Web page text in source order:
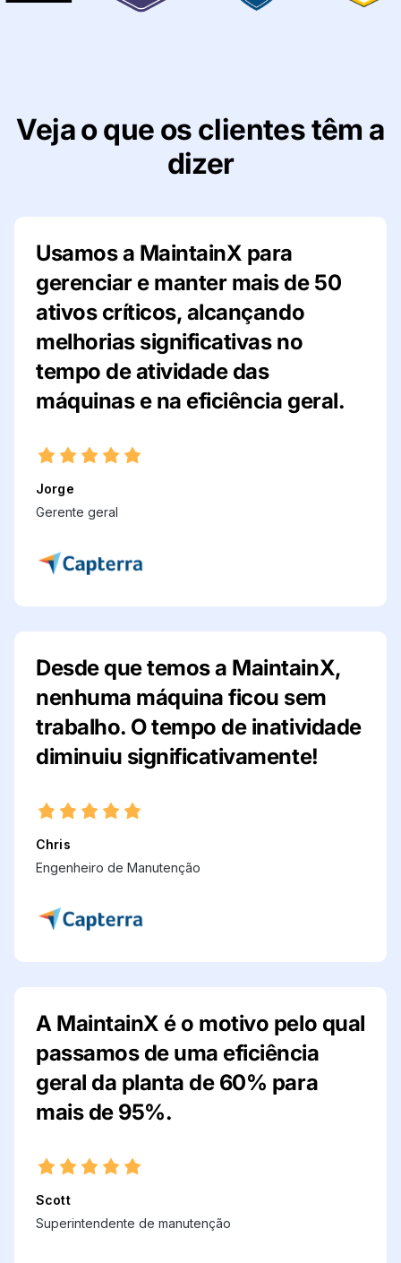
Veja o que os clientes têm a
dizer
Usamos a MaintainX para
gerenciar e manter mais de 50
ativos críticos, alcançando
melhorias significativas no
tempo de atividade das
máquinas e na eficiência geral.
Jorge
Gerente geral
Desde que temos a MaintainX,
nenhuma máquina ficou sem
trabalho. O tempo de inatividade
diminuiu significativamente!
Chris
Engenheiro de Manutenção
A MaintainX é o motivo pelo qual
passamos de uma eficiência
geral da planta de 60% para
mais de 95%.
Scott
Superintendente de manutenção